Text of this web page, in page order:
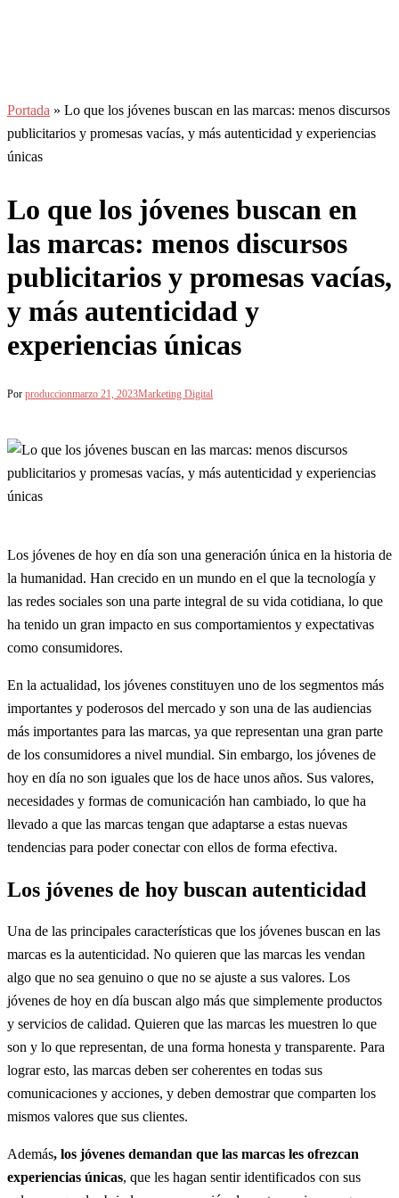
Portada » Lo que los jóvenes buscan en las marcas: menos discursos
publicitarios y promesas vacías, y más autenticidad y experiencias
únicas
Lo que los jóvenes buscan en
las marcas: menos discursos
publicitarios y promesas vacías,
y más autenticidad y
experiencias únicas
Por produccionmarzo 21, 2023Marketing Digital
Los jóvenes de hoy en día son una generación única en la historia de
la humanidad. Han crecido en un mundo en el que la tecnología y
las redes sociales son una parte integral de su vida cotidiana, lo que
ha tenido un gran impacto en sus comportamientos y expectativas
como consumidores.
En la actualidad, los jóvenes constituyen uno de los segmentos más
importantes y poderosos del mercado y son una de las audiencias
más importantes para las marcas, ya que representan una gran parte
de los consumidores a nivel mundial. Sin embargo, los jóvenes de
hoy en día no son iguales que los de hace unos años. Sus valores,
necesidades y formas de comunicación han cambiado, lo que ha
llevado a que las marcas tengan que adaptarse a estas nuevas
tendencias para poder conectar con ellos de forma efectiva.
Los jóvenes de hoy buscan autenticidad
Una de las principales características que los jóvenes buscan en las
marcas es la autenticidad. No quieren que las marcas les vendan
algo que no sea genuino o que no se ajuste a sus valores. Los
jóvenes de hoy en día buscan algo más que simplemente productos
y servicios de calidad. Quieren que las marcas les muestren lo que
son y lo que representan, de una forma honesta y transparente. Para
lograr esto, las marcas deben ser coherentes en todas sus
comunicaciones y acciones, y deben demostrar que comparten los
mismos valores que sus clientes.
Además, los jóvenes demandan que las marcas les ofrezcan
experiencias únicas, que les hagan sentir identificados con sus